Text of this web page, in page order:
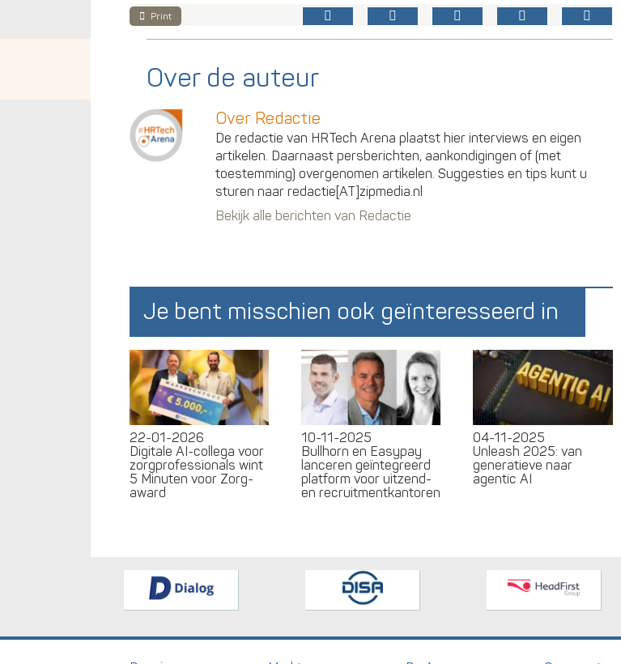
Print
Over de auteur
Over Redactie
De redactie van HRTech Arena plaatst hier interviews en eigen
artikelen. Daarnaast persberichten, aankondigingen of (met
toestemming) overgenomen artikelen. Suggesties en tips kunt u
sturen naar redactie[AT]zipmedia.nl
Bekijk alle berichten van Redactie
Je bent misschien ook geïnteresseerd in
22-01-2026
Digitale AI-collega voor
zorgprofessionals wint
5 Minuten voor Zorg-
award
10-11-2025
Bullhorn en Easypay
lanceren geïntegreerd
platform voor uitzend-
en recruitmentkantoren
04-11-2025
Unleash 2025: van
generatieve naar
agentic AI